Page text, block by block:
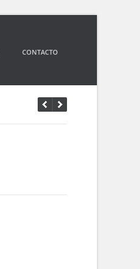
CONTACTO